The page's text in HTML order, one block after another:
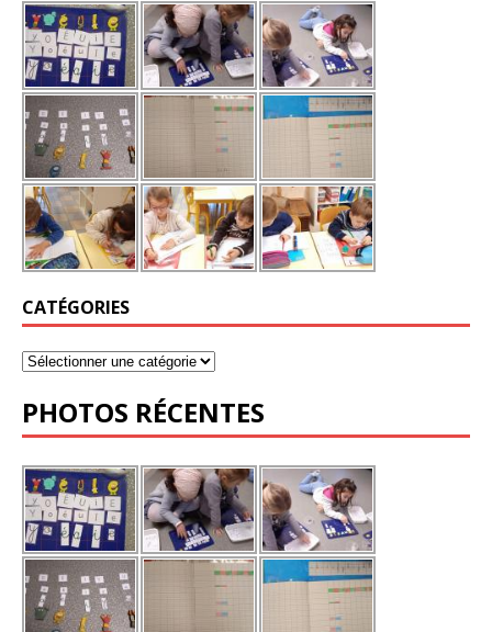
CATÉGORIES
PHOTOS RÉCENTES